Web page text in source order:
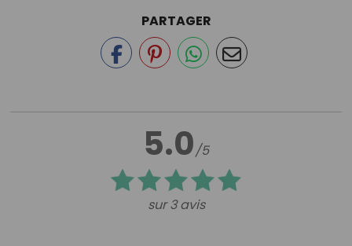
5.0/5
sur 3 avis
PARTAGER